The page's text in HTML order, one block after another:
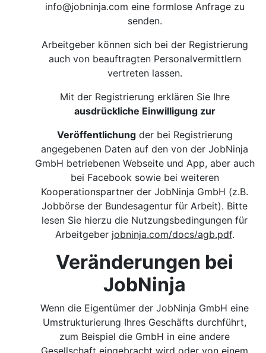
info@jobninja.com eine formlose Anfrage zu
senden.
Arbeitgeber können sich bei der Registrierung
auch von beauftragten Personalvermittlern
vertreten lassen.
Mit der Registrierung erklären Sie Ihre
ausdrückliche Einwilligung zur
Veröffentlichung der bei Registrierung
angegebenen Daten auf den von der JobNinja
GmbH betriebenen Webseite und App, aber auch
bei Facebook sowie bei weiteren
Kooperationspartner der JobNinja GmbH (z.B.
Jobbörse der Bundesagentur für Arbeit). Bitte
lesen Sie hierzu die Nutzungsbedingungen für
Arbeitgeber jobninja.com/docs/agb.pdf.
Veränderungen bei
JobNinja
Wenn die Eigentümer der JobNinja GmbH eine
Umstrukturierung Ihres Geschäfts durchführt,
zum Beispiel die GmbH in eine andere
Gesellschaft eingebracht wird oder von einem